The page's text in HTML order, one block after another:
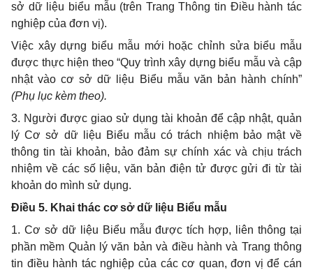
sở dữ liệu biểu mẫu (trên Trang Thông tin Điều hành tác
nghiệp của đơn vị).
Việc xây dựng biểu mẫu mới hoặc chỉnh sửa biểu mẫu
được thực hiện theo “Quy trình xây dựng biểu mẫu và cập
nhật vào cơ sở dữ liệu Biểu mẫu văn bản hành chính”
(Phụ lục kèm theo).
3. Người được giao sử dụng tài khoản để cập nhật, quản
lý Cơ sở dữ liệu Biểu mẫu có trách nhiệm bảo mật về
thông tin tài khoản, bảo đảm sự chính xác và chịu trách
nhiệm về các số liệu, văn bản điện tử được gửi đi từ tài
khoản do mình sử dụng.
Điều 5. Khai thác cơ sở dữ liệu Biểu mẫu
1. Cơ sở dữ liệu Biểu mẫu được tích hợp, liên thông tại
phần mềm Quản lý văn bản và điều hành và Trang thông
tin điều hành tác nghiệp của các cơ quan, đơn vị để cán